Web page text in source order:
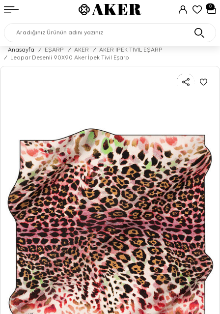
0
Anasayfa / EŞARP / AKER /
AKER İPEK TİVİL EŞARP
/
Leopar Desenli 90X90 Aker İpek Tivil Eşarp